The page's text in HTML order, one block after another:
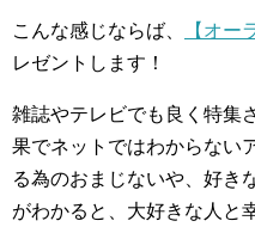
こんな感じならば、 【オー
レゼントします！
雑誌やテレビでも良く特集
果でネットではわからない
る為のおまじないや、好き
がわかると、大好きな人と